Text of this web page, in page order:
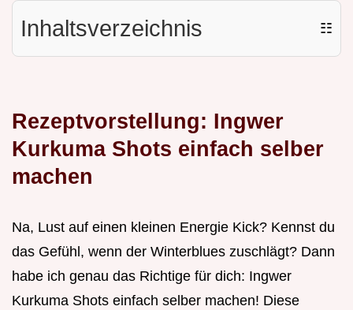
Inhaltsverzeichnis ☷
Rezeptvorstellung: Ingwer
Kurkuma Shots einfach selber
machen
Na, Lust auf einen kleinen Energie Kick? Kennst du
das Gefühl, wenn der Winterblues zuschlägt? Dann
habe ich genau das Richtige für dich: Ingwer
Kurkuma Shots einfach selber machen! Diese